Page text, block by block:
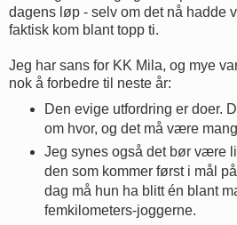
dagens løp - selv om det nå hadde
faktisk kom blant topp ti.
Jeg har sans for KK Mila, og mye
nok å forbedre til neste år:
Den evige utfordring er doer.
om hvor, og det må være
Jeg synes også det bør være
den som kommer først i mål på
dag må hun ha blitt én blant
femkilometers-joggerne.